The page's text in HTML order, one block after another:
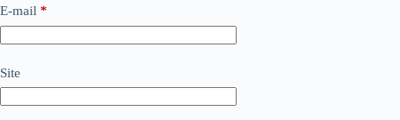
E-mail *
Site